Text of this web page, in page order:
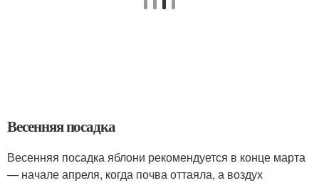
Весенняя посадка
Весенняя посадка яблони рекомендуется в конце марта
— начале апреля, когда почва оттаяла, а воздух